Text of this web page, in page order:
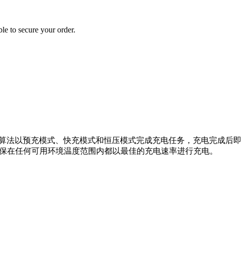
to secure your order.
法以预充模式、快充模式和恒压模式完成充电任务，充电完成后即
任何可用环境温度范围内都以最佳的充电速率进行充电。